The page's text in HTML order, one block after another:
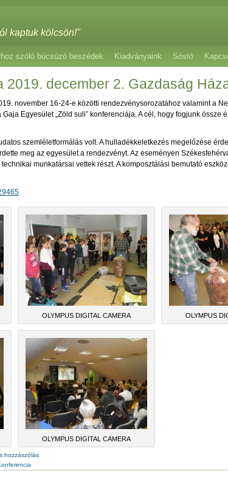
kaptuk kölcsön!"
szóló búcsúzó beszédek Kiadványaink Sóstó
2019. december 2. Gazdaság
november 16-24-e közötti rendezvénysorozatához valamint a
Egyesület „Zöld suli” konferenciája. A cél, hogy fogjunk össze
szemléletformálás volt. A hulladékkeletkezés megelőzése
meg az egyesület a rendezvényt. Az eseményen
munkatársai vettek részt. A komposztálási bemutató
OLYMPUS DIGITAL CAMERA OLYMPUS
OLYMPUS DIGITAL CAMERA
hozzászólás